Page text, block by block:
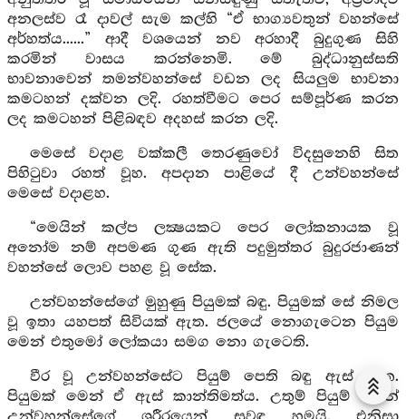
අනලස්ව රෑ දාවල් සැම කල්හි “ඒ භාග්‍යවතුන් වහන්සේ
අර්හත්ය......” ආදී වශයෙන් නව අරහාදී බුදුගුණ සිහි
කරමින් වාසය කරන්නෙමි. මේ බුද්ධානුස්සති
භාවනාවෙන් තමන්වහන්සේ වඩන ලද සියලුම භාවනා
කමටහන් දක්වන ලදි. රහත්වීමට පෙර සම්පූර්ණ කරන
ලද කමටහන් පිළිබඳව අදහස් කරන ලදි.
මෙසේ වදාළ වක්කලී තෙරණුවෝ විදසුනෙහි සිත
පිහිටුවා රහත් වූහ. අපදාන පාළියේ දී උන්වහන්සේ
මෙසේ වදාළහ.
“මෙයින් කල්ප ලක්‍ෂයකට පෙර ලෝකනායක වූ
අනෝම නම් අපමණ ගුණ ඇති පදුමුත්තර බුදුරජාණන්
වහන්සේ ලොව පහළ වූ සේක.
උන්වහන්සේගේ මුහුණු පියුමක් බඳු. පියුමක් සේ නිමල
වූ ඉතා යහපත් සිවියක් ඇත. ජලයේ නොගැටෙන පියුම
මෙන් එතුමෝ ලෝකයා සමග නො ගැටෙති.
වීර වූ උන්වහන්සේට පියුම් පෙති බඳු ඇස් ඇත.
පියුමක් මෙන් ඒ ඇස් කාන්තිමත්ය. උතුම් පියුම් මෙන්